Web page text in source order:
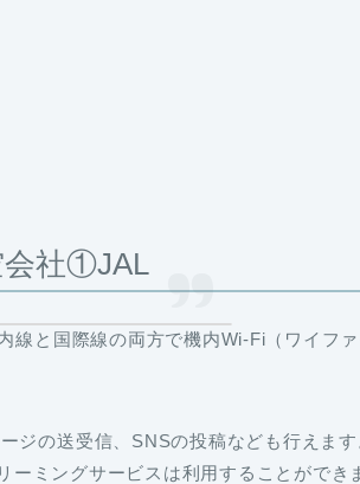
会社①JAL
線と国際線の両方で機内Wi-Fi（ワイフ
ジの送受信、SNSの投稿なども行えま
ミングサービスは利用することができ